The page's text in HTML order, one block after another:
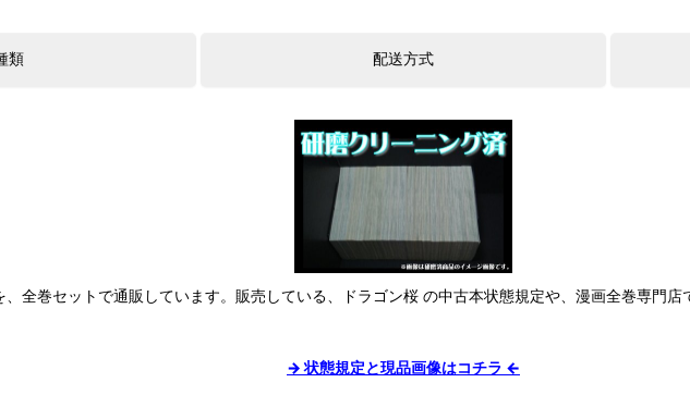
全巻セットで通販しています。販売している、ドラゴン桜 の中古本状態規定や、漫画全巻専門
→ 状態規定と現品画像はコチラ ←